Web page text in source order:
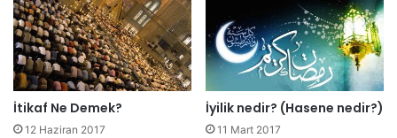
e
s
i
n
i
z
İtikaf Ne Demek?
12 Haziran 2017
İyilik nedir? (Hasene nedir?)
11 Mart 2017